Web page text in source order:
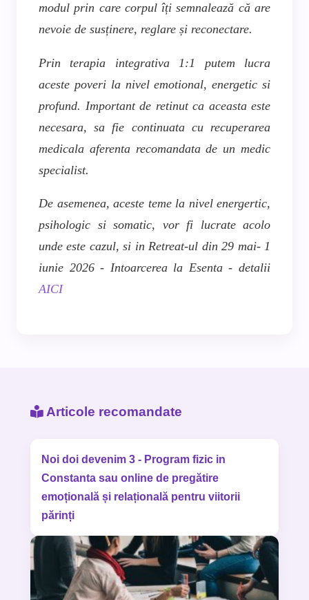
modul prin care corpul îți semnalează că are
nevoie de susținere, reglare și reconectare.
Prin terapia integrativa 1:1 putem lucra
aceste poveri la nivel emotional, energetic si
profund. Important de retinut ca aceasta este
necesara, sa fie continuata cu recuperarea
medicala aferenta recomandata de un medic
specialist.
De asemenea, aceste teme la nivel energertic,
psihologic si somatic, vor fi lucrate acolo
unde este cazul, si in Retreat-ul din 29 mai- 1
iunie 2026 - Intoarcerea la Esenta - detalii
AICI
Articole recomandate
Noi doi devenim 3 - Program fizic in
Constanta sau online de pregătire
emoțională și relațională pentru viitorii
părinți